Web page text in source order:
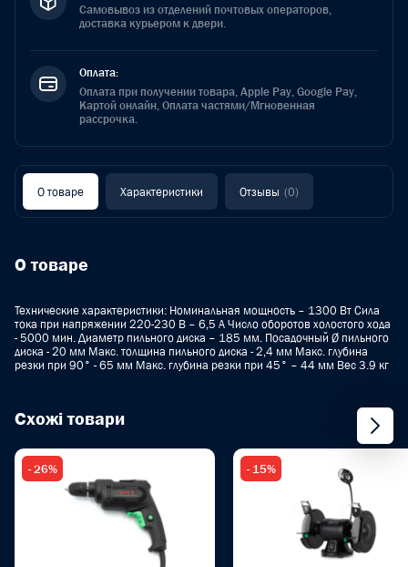
Самовывоз из отделений почтовых операторов,
доставка курьером к двери.
Оплата:
Оплата при получении товара, Apple Pay, Google Pay,
Картой онлайн, Оплата частями/Мгновенная
рассрочка.
О товаре Характеристики Отзывы (0)
О товаре
Технические характеристики: Номинальная мощность – 1300 Вт Сила
тока при напряжении 220-230 В – 6,5 A Число оборотов холостого хода
- 5000 мин. Диаметр пильного диска – 185 мм. Посадочный Ø пильного
диска - 20 мм Макс. толщина пильного диска - 2,4 мм Макс. глубина
резки при 90° - 65 мм Макс. глубина резки при 45° – 44 мм Вес 3.9 кг
Схожі товари
- 26% - 15%